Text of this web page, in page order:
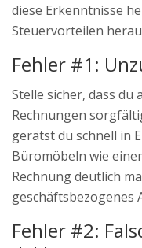
diese Erkenntnisse
Steuervorteilen
Fehler #1:
Stelle sicher, dass du
Rechnungen
gerätst du schnell in
Büromöbeln wie
Rechnung deutlich
geschäftsbezogenes
Fehler #2: